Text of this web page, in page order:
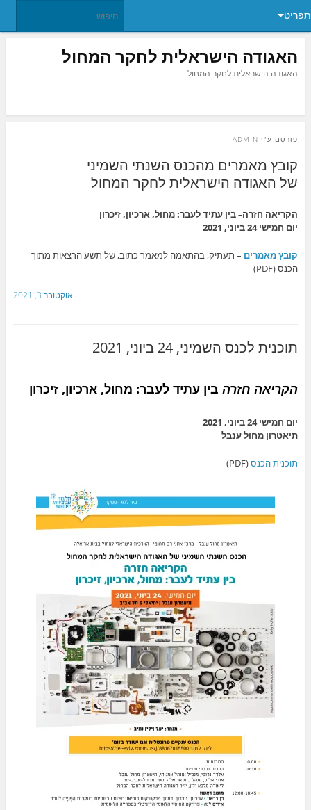
תפריט
האגודה הישראלית לחקר המחול
האגודה הישראלית לחקר המחול
פורסם ע"י ADMIN
קובץ מאמרים מהכנס השנתי השמיני
של האגודה הישראלית לחקר המחול
הקריאה חזרה–בין עתיד לעבר: מחול, ארכיון, זיכרון
יום חמישי 24 ביוני, 2021
קובץ מאמרים – תעתיק, בהתאמה למאמר כתוב, של תשע הרצאות מתוך
הכנס(PDF)
אוקטובר 3, 2021
תוכנית לכנס השמיני, 24 ביוני, 2021
הקריאה חזרה בין עתיד לעבר: מחול, ארכיון, זיכרון
יום חמישי 24 ביוני, 2021
תיאטרון מחול ענבל
תוכנית הכנס(PDF)